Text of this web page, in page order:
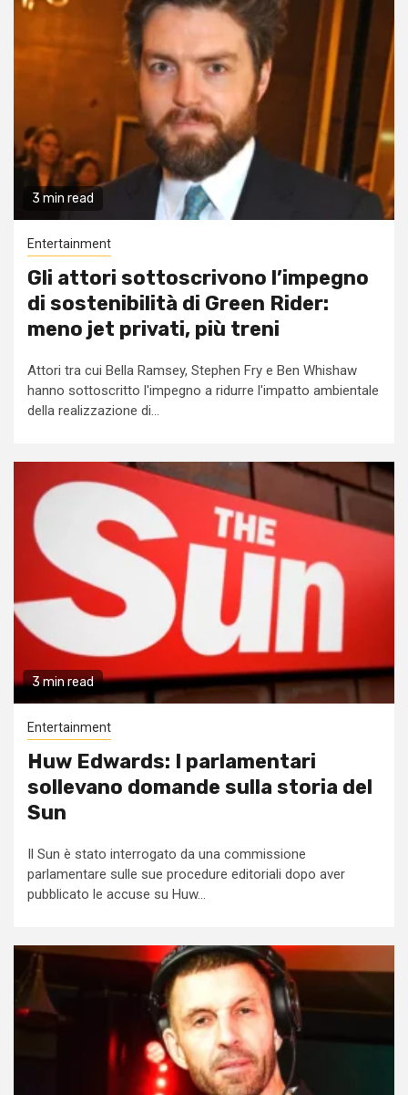
3 min read
Entertainment
Gli attori sottoscrivono l’impegno
di sostenibilità di Green Rider:
meno jet privati, più treni
Attori tra cui Bella Ramsey, Stephen Fry e Ben Whishaw
hanno sottoscritto l'impegno a ridurre l'impatto ambientale
della realizzazione di...
3 min read
Entertainment
Huw Edwards: I parlamentari
sollevano domande sulla storia del
Sun
Il Sun è stato interrogato da una commissione
parlamentare sulle sue procedure editoriali dopo aver
pubblicato le accuse su Huw...